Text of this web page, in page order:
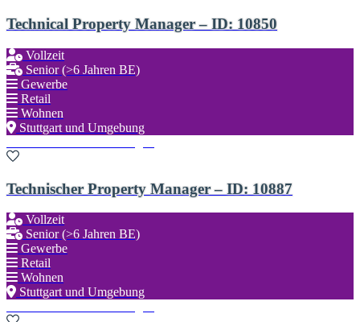
Technical Property Manager – ID: 10850
Vollzeit
Senior (>6 Jahren BE)
Gewerbe
Retail
Wohnen
Stuttgart und Umgebung
Technischer Property Manager – ID: 10887
Vollzeit
Senior (>6 Jahren BE)
Gewerbe
Retail
Wohnen
Stuttgart und Umgebung